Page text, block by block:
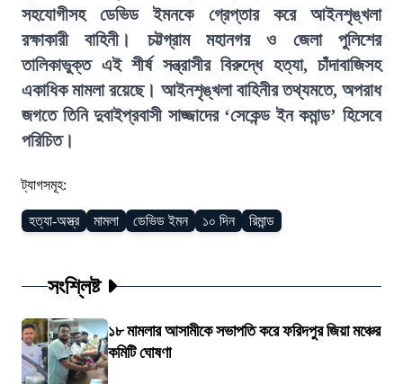
সহযোগীসহ ডেভিড ইমনকে গ্রেপ্তার করে আইনশৃঙ্খলা
রক্ষাকারী বাহিনী। চট্টগ্রাম মহানগর ও জেলা পুলিশের
তালিকাভুক্ত এই শীর্ষ সন্ত্রাসীর বিরুদ্ধে হত্যা, চাঁদাবাজিসহ
একাধিক মামলা রয়েছে। আইনশৃঙ্খলা বাহিনীর তথ্যমতে, অপরাধ
জগতে তিনি দুবাইপ্রবাসী সাজ্জাদের ‘সেকেন্ড ইন কমান্ড’ হিসেবে
পরিচিত।
ট্যাগসমূহ:
হত্যা-অস্ত্র মামলা ডেভিড ইমন ১০ দিন রিমান্ড
সংশ্লিষ্ট
১৮ মামলার আসামীকে সভাপতি করে ফরিদপুর জিয়া মঞ্চের
কমিটি ঘোষণা